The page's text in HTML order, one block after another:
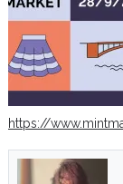
https://